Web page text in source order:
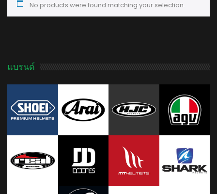
No products were found matching your selection.
แบรนด์